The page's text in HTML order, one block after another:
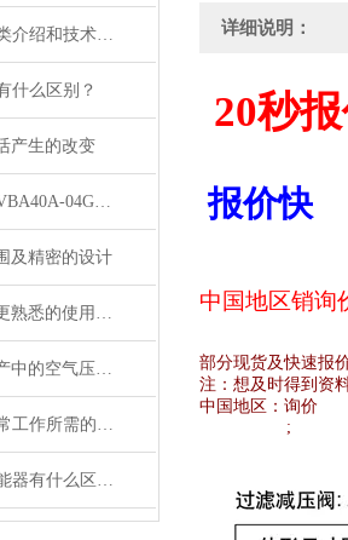
SMC气缸——种类介绍和技术资料
什么区别？
产生的改变
日本SMC增压阀VBA40A-04GN和VBA42A-04GN 及VBA43A-04GN
及精密的设计
了解气动气爪，更熟悉的使用SMC齐气动气爪
了解关于工业生产中的空气压缩机应用
SMC气动系统正常工作所需的技术要求
SMC传感器和换能器有什么区别？
详细说明：
20秒
报价快
中国地区销询
部分现货及快速报
注：想及时得到资
中国地区： 询价
;